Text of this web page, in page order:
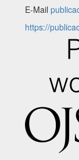
E-Mail
https://